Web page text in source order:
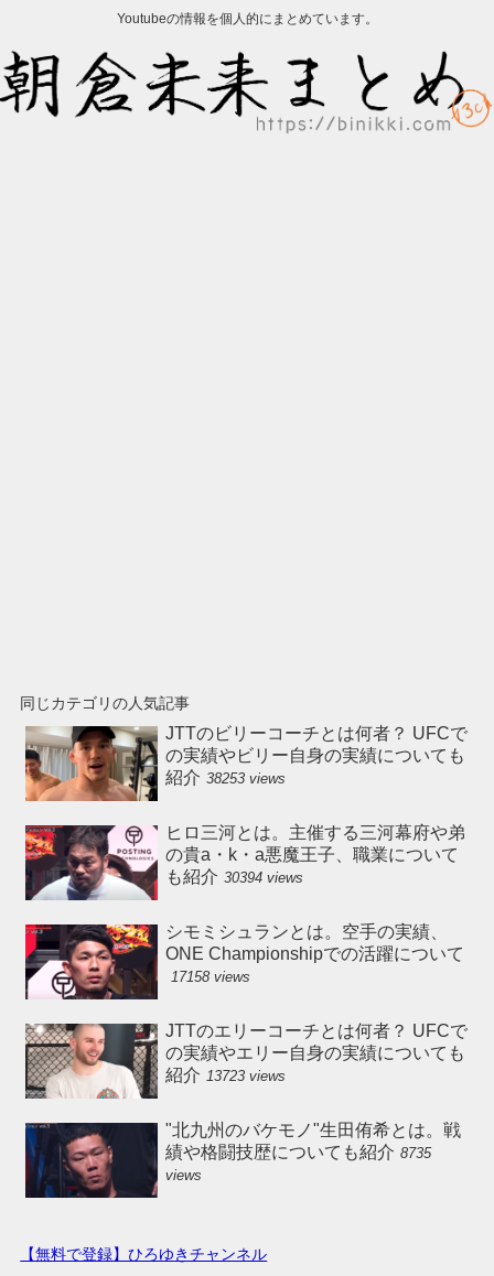
Youtubeの情報を個人的にまとめています。
同じカテゴリの人気記事
JTTのビリーコーチとは何者？ UFCで
の実績やビリー自身の実績についても
紹介 38253 views
ヒロ三河とは。主催する三河幕府や弟
の貴a・k・a悪魔王子、職業について
も紹介 30394 views
シモミシュランとは。空手の実績、
ONE Championshipでの活躍について
17158 views
JTTのエリーコーチとは何者？ UFCで
の実績やエリー自身の実績についても
紹介 13723 views
"北九州のバケモノ"生田侑希とは。戦
績や格闘技歴についても紹介 8735
views
【無料で登録】ひろゆきチャンネル